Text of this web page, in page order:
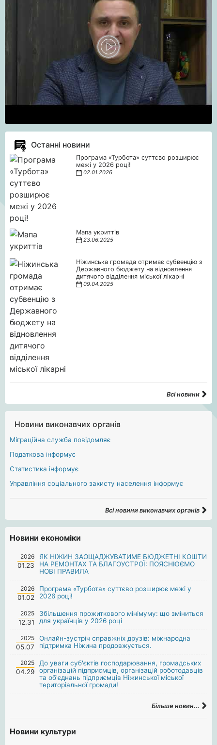
Останні новини
Програма «Турбота» суттєво розширює
межі у 2026 році!
02.01.2026
Мапа укриттів
23.06.2025
Ніжинська громада отримає субвенцію з
Державного бюджету на відновлення
дитячого відділення міської лікарні
09.04.2025
Всі новини
Новини виконавчих органів
Міграційна служба повідомляє
Податкова інформує
Статистика інформує
Управління соціального захисту населення інформує
Всі новини виконавчих органів
Новини економіки
2026
01.23
ЯК НІЖИН ЗАОЩАДЖУВАТИМЕ БЮДЖЕТНІ КОШТИ
НА РЕМОНТАХ ТА БЛАГОУСТРОЇ: ПОЯСНЮЄМО
НОВІ ПРАВИЛА
2026
01.02
Програма «Турбота» суттєво розширює межі у
2026 році!
2025
12.31
Збільшення прожиткового мінімуму: що зміниться
для українців у 2026 році
2025
05.07
Онлайн-зустріч справжніх друзів: міжнародна
підтримка Ніжина продовжується.
2025
04.29
До уваги суб'єктів господарювання, громадських
організацій підприємців, організацій роботодавців
та об'єднань підприємців Ніжинської міської
територіальної громади!
Більше новин...
Новини культури